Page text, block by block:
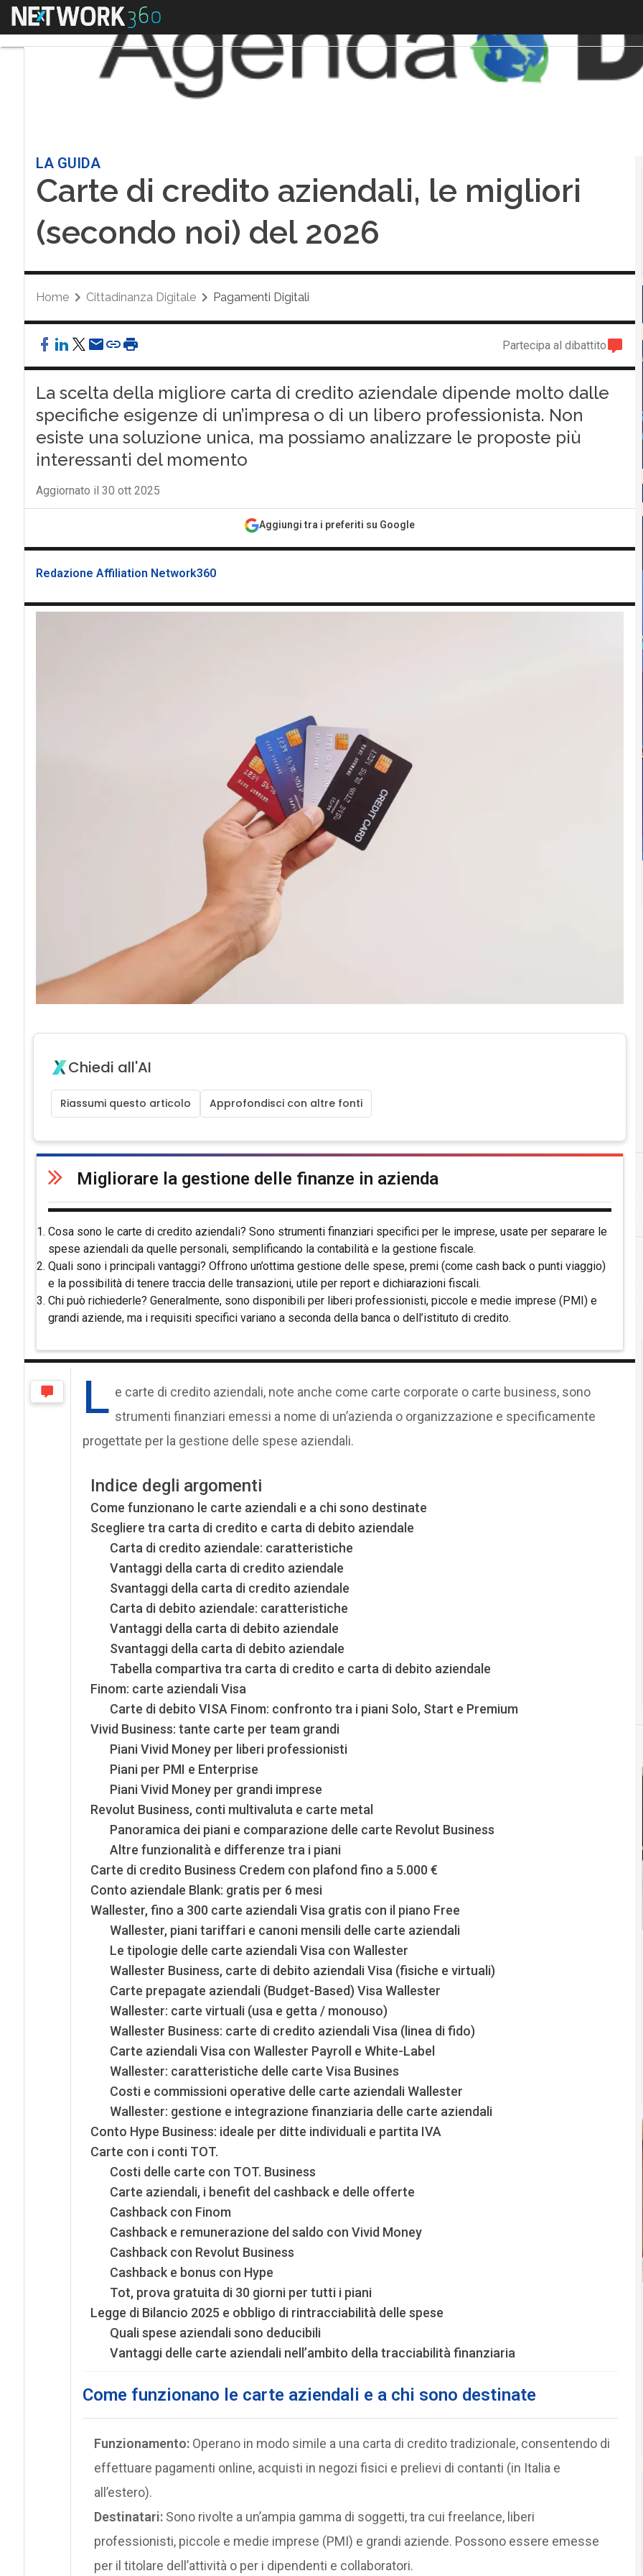
Menu
LA GUIDA
Carte di credito aziendali, le migliori
(secondo noi) del 2026
Home Cittadinanza Digitale Pagamenti Digitali
Partecipa al dibattito
La scelta della migliore carta di credito aziendale dipende molto dalle
specifiche esigenze di un’impresa o di un libero professionista. Non
esiste una soluzione unica, ma possiamo analizzare le proposte più
interessanti del momento
Aggiornato il 30 ott 2025
Aggiungi tra i preferiti su Google
Redazione Affiliation Network360
Chiedi all'AI
Riassumi questo articolo Approfondisci con altre fonti
Migliorare la gestione delle finanze in azienda
Cosa sono le carte di credito aziendali? Sono strumenti finanziari specifici per le imprese, usate per separare le
spese aziendali da quelle personali, semplificando la contabilità e la gestione fiscale.
Quali sono i principali vantaggi? Offrono un’ottima gestione delle spese, premi (come cash back o punti viaggio)
e la possibilità di tenere traccia delle transazioni, utile per report e dichiarazioni fiscali.
Chi può richiederle? Generalmente, sono disponibili per liberi professionisti, piccole e medie imprese (PMI) e
grandi aziende, ma i requisiti specifici variano a seconda della banca o dell’istituto di credito.
L e carte di credito aziendali, note anche come carte corporate o carte business, sono
strumenti finanziari emessi a nome di un’azienda o organizzazione e specificamente
progettate per la gestione delle spese aziendali.
Indice degli argomenti
Come funzionano le carte aziendali e a chi sono destinate
Scegliere tra carta di credito e carta di debito aziendale
Carta di credito aziendale: caratteristiche
Vantaggi della carta di credito aziendale
Svantaggi della carta di credito aziendale
Carta di debito aziendale: caratteristiche
Vantaggi della carta di debito aziendale
Svantaggi della carta di debito aziendale
Tabella compartiva tra carta di credito e carta di debito aziendale
Finom: carte aziendali Visa
Carte di debito VISA Finom: confronto tra i piani Solo, Start e Premium
Vivid Business: tante carte per team grandi
Piani Vivid Money per liberi professionisti
Piani per PMI e Enterprise
Piani Vivid Money per grandi imprese
Revolut Business, conti multivaluta e carte metal
Panoramica dei piani e comparazione delle carte Revolut Business
Altre funzionalità e differenze tra i piani
Carte di credito Business Credem con plafond fino a 5.000 €
Conto aziendale Blank: gratis per 6 mesi
Wallester, fino a 300 carte aziendali Visa gratis con il piano Free
Wallester, piani tariffari e canoni mensili delle carte aziendali
Le tipologie delle carte aziendali Visa con Wallester
Wallester Business, carte di debito aziendali Visa (fisiche e virtuali)
Carte prepagate aziendali (Budget-Based) Visa Wallester
Wallester: carte virtuali (usa e getta / monouso)
Wallester Business: carte di credito aziendali Visa (linea di fido)
Carte aziendali Visa con Wallester Payroll e White-Label
Wallester: caratteristiche delle carte Visa Busines
Costi e commissioni operative delle carte aziendali Wallester
Wallester: gestione e integrazione finanziaria delle carte aziendali
Conto Hype Business: ideale per ditte individuali e partita IVA
Carte con i conti TOT.
Costi delle carte con TOT. Business
Carte aziendali, i benefit del cashback e delle offerte
Cashback con Finom
Cashback e remunerazione del saldo con Vivid Money
Cashback con Revolut Business
Cashback e bonus con Hype
Tot, prova gratuita di 30 giorni per tutti i piani
Legge di Bilancio 2025 e obbligo di rintracciabilità delle spese
Quali spese aziendali sono deducibili
Vantaggi delle carte aziendali nell’ambito della tracciabilità finanziaria
Come funzionano le carte aziendali e a chi sono destinate
Funzionamento:Operano in modo simile a una carta di credito tradizionale, consentendo di
effettuare pagamenti online, acquisti in negozi fisici e prelievi di contanti (in Italia e
all’estero).
Destinatari:Sono rivolte a un’ampia gamma di soggetti, tra cui freelance, liberi
professionisti, piccole e medie imprese (PMI) e grandi aziende. Possono essere emesse
per il titolare dell’attività o per i dipendenti e collaboratori.
B
banche